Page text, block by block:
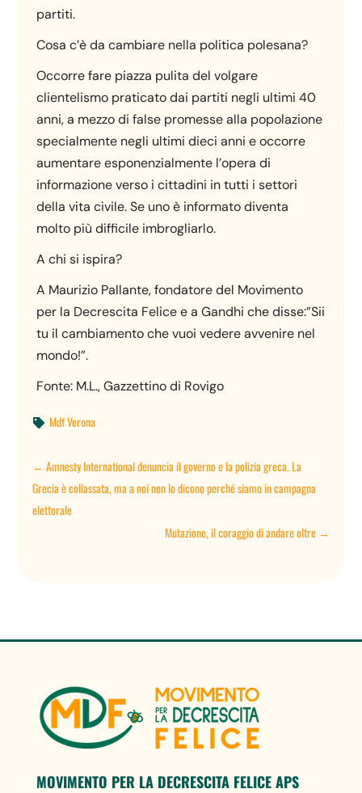
partiti.
Cosa c’è da cambiare nella politica polesana?
Occorre fare piazza pulita del volgare
clientelismo praticato dai partiti negli ultimi 40
anni, a mezzo di false promesse alla popolazione
specialmente negli ultimi dieci anni e occorre
aumentare esponenzialmente l’opera di
informazione verso i cittadini in tutti i settori
della vita civile. Se uno è informato diventa
molto più difficile imbrogliarlo.
A chi si ispira?
A Maurizio Pallante, fondatore del Movimento
per la Decrescita Felice e a Gandhi che disse:”Sii
tu il cambiamento che vuoi vedere avvenire nel
mondo!”.
Fonte: M.L., Gazzettino di Rovigo
 Mdf Verona
←Amnesty International denuncia il governo e la polizia greca. La
Grecia è collassata, ma a noi non lo dicono perché siamo in campagna
elettorale
Mutazione, il coraggio di andare oltre→
MOVIMENTO PER LA DECRESCITA FELICE APS